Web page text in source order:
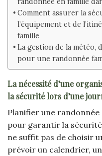
Comment assurer la
l’équipement et de
famille
La gestion de la météo,
pour une randonnée
La nécessité d’une
la sécurité lors d’une
Planifier une
pour garantir la
ne suffit pas de choisir
prévoir un calendrier,